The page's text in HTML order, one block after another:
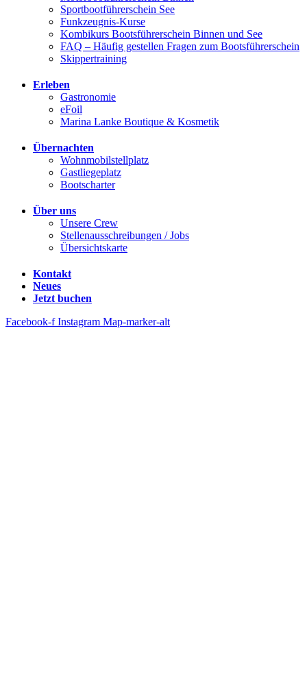
Sportbootführerschein See
Funkzeugnis-Kurse
Kombikurs Bootsführerschein Binnen und See
FAQ – Häufig gestellen Fragen zum Bootsführerschein
Skippertraining
Erleben
Gastronomie
eFoil
Marina Lanke Boutique & Kosmetik
Übernachten
Wohnmobilstellplatz
Gastliegeplatz
Bootscharter
Über uns
Unsere Crew
Stellenausschreibungen / Jobs
Übersichtskarte
Kontakt
Neues
Jetzt buchen
Facebook-f Instagram Map-marker-alt